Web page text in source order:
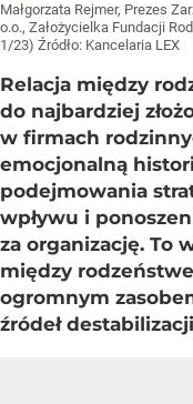
Małgorzata Rejmer, Prezes
o.o., Założycielka Fundacji
1/23) Źródło: Kancelaria LEX
Relacja między
do najbardziej
w firmach
emocjonalną
podejmowania
wpływu i
za organizację. To
między
ogromnym
źródeł